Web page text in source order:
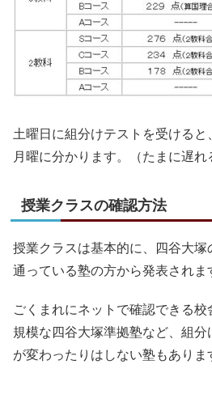
土曜日に組分けテストを受ける
月曜に分かります。（たまに遅れ
授業クラスの確認方法
授業クラスは基本的に、四谷大塚
通っている塾の方から発表されま
ごくまれにネットで確認できる
規模な四谷大塚準拠塾など、組
が変わったりはしない塾もありま